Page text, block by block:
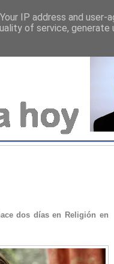
dos días en Religión en
IP address and user-
of service, generate